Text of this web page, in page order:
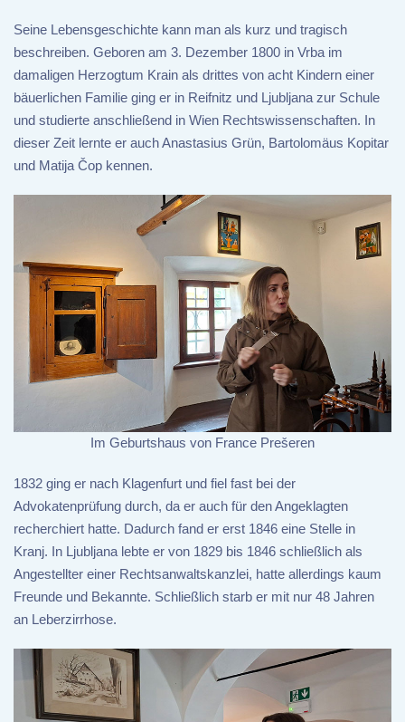
Seine Lebensgeschichte kann man als kurz und tragisch
beschreiben. Geboren am 3. Dezember 1800 in Vrba im
damaligen Herzogtum Krain als drittes von acht Kindern einer
bäuerlichen Familie ging er in Reifnitz und Ljubljana zur Schule
und studierte anschließend in Wien Rechtswissenschaften. In
dieser Zeit lernte er auch Anastasius Grün, Bartolomäus Kopitar
und Matija Čop kennen.
Im Geburtshaus von France Prešeren
1832 ging er nach Klagenfurt und fiel fast bei der
Advokatenprüfung durch, da er auch für den Angeklagten
recherchiert hatte. Dadurch fand er erst 1846 eine Stelle in
Kranj. In Ljubljana lebte er von 1829 bis 1846 schließlich als
Angestellter einer Rechtsanwaltskanzlei, hatte allerdings kaum
Freunde und Bekannte. Schließlich starb er mit nur 48 Jahren
an Leberzirrhose.